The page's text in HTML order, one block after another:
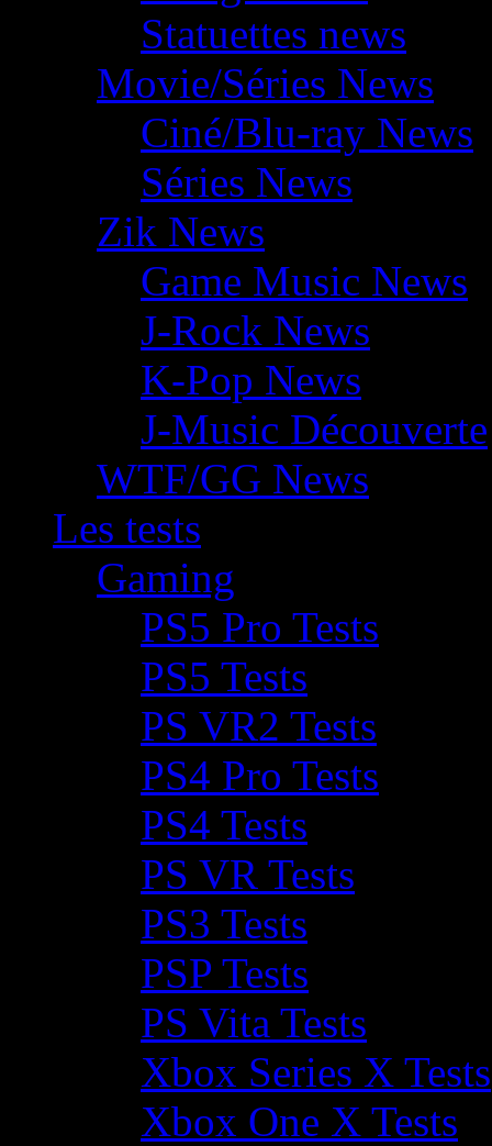
Statuettes news
Movie/Séries News
Ciné/Blu-ray News
Séries News
Zik News
Game Music News
J-Rock News
K-Pop News
J-Music Découverte
WTF/GG News
Les tests
Gaming
PS5 Pro Tests
PS5 Tests
PS VR2 Tests
PS4 Pro Tests
PS4 Tests
PS VR Tests
PS3 Tests
PSP Tests
PS Vita Tests
Xbox Series X Tests
Xbox One X Tests